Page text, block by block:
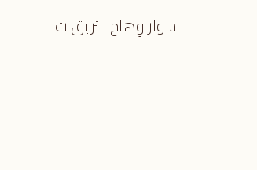
سوار وِهاج انتريق ت